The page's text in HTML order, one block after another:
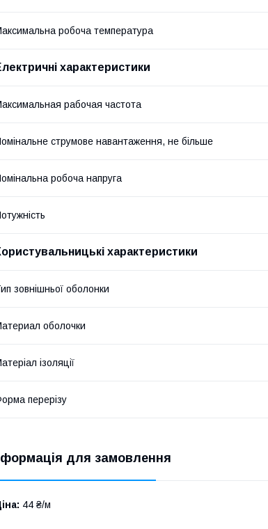
робоча температура
характеристики
рабочая частота
струмове навантаження, не більше
робоча напруга
характеристики
зовнішньої оболонки
оболочки
ізоляції
перерізу
для замовлення
44 ₴/м